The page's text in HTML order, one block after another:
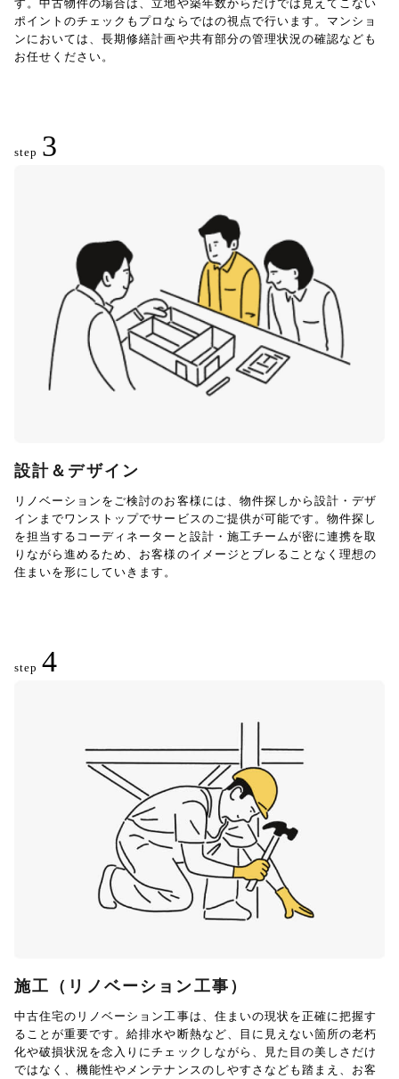
す。中古物件の場合は、立地や築年数からだけでは見えてこない
ポイントのチェックもプロならではの視点で行います。マンショ
ンにおいては、長期修繕計画や共有部分の管理状況の確認なども
お任せください。
step 3
設計＆デザイン
リノベーションをご検討のお客様には、物件探しから設計・デザ
インまでワンストップでサービスのご提供が可能です。物件探し
を担当するコーディネーターと設計・施工チームが密に連携を取
りながら進めるため、お客様のイメージとブレることなく理想の
住まいを形にしていきます。
step 4
施工（リノベーション工事）
中古住宅のリノベーション工事は、住まいの現状を正確に把握す
ることが重要です。給排水や断熱など、目に見えない箇所の老朽
化や破損状況を念入りにチェックしながら、見た目の美しさだけ
ではなく、機能性やメンテナンスのしやすさなども踏まえ、お客